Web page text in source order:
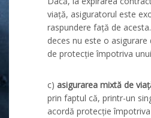
viață, asiguratorul este
raspundere față de
deces nu este o
de protecție împotriva
c)asigurarea mixtă de
prin faptul că, printr-un
acordă protecție